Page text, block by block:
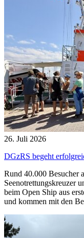
26. Juli 2026
DGzRS begeht
Rund 40.000 Besucher
Seenotrettungskreuzer
beim Open Ship aus
und kommen mit den